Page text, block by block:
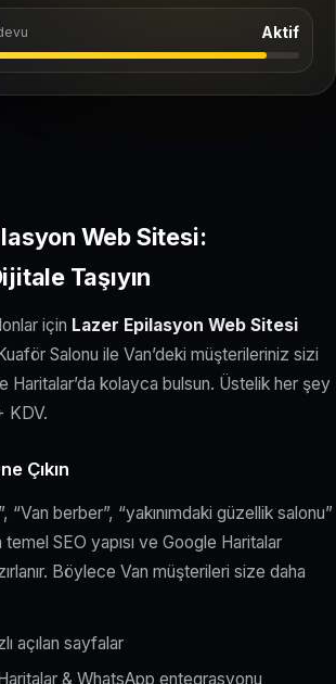
Aktif
Web Sitesi:
Taşıyın
için Lazer Epilasyon Web Sitesi
Salonu ile Van’deki müşterileriniz sizi
Haritalar’da kolayca bulsun. Üstelik her şey
KDV.
Çıkın
“Van berber”, “yakınımdaki güzellik salonu”
SEO yapısı ve Google Haritalar
Böylece Van müşterileri size daha
açılan sayfalar
& WhatsApp entegrasyonu